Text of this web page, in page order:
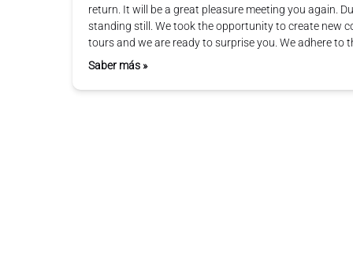
return. It will be a great pleasure meeting you again.
standing still. We took the opportunity to create new
tours and we are ready to surprise you. We adhere to
Saber más »